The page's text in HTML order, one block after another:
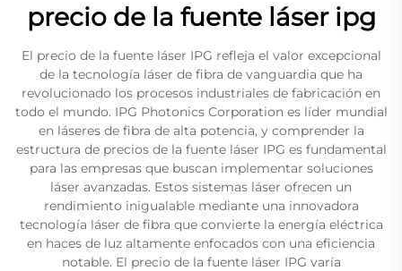
precio de la fuente láser ipg
El precio de la fuente láser IPG refleja el valor excepcional
de la tecnología láser de fibra de vanguardia que ha
revolucionado los procesos industriales de fabricación en
todo el mundo. IPG Photonics Corporation es líder mundial
en láseres de fibra de alta potencia, y comprender la
estructura de precios de la fuente láser IPG es fundamental
para las empresas que buscan implementar soluciones
láser avanzadas. Estos sistemas láser ofrecen un
rendimiento inigualable mediante una innovadora
tecnología láser de fibra que convierte la energía eléctrica
en haces de luz altamente enfocados con una eficiencia
notable. El precio de la fuente láser IPG varía